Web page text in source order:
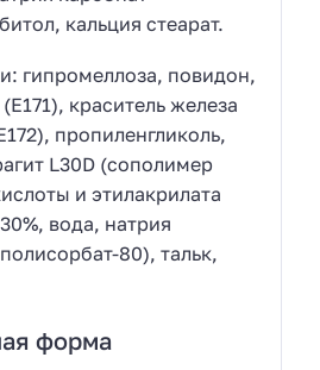
кальция стеарат.
гипромеллоза, повидон,
краситель железа
пропиленгликоль,
L30D (сополимер
и этилакрилата
вода, натрия
80), тальк,
форма